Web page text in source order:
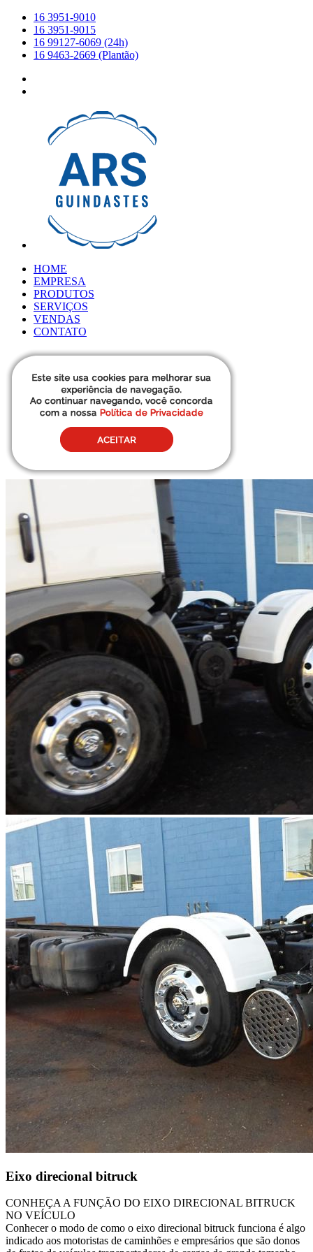
16 3951-9010
16 3951-9015
16 99127-6069 (24h)
16 9463-2669 (Plantão)
HOME
EMPRESA
PRODUTOS
SERVIÇOS
VENDAS
CONTATO
Eixo direcional bitruck
CONHEÇA A FUNÇÃO DO EIXO DIRECIONAL BITRUCK
NO VEÍCULO
Conhecer o modo de como o eixo direcional bitruck funciona é algo
indicado aos motoristas de caminhões e empresários que são donos